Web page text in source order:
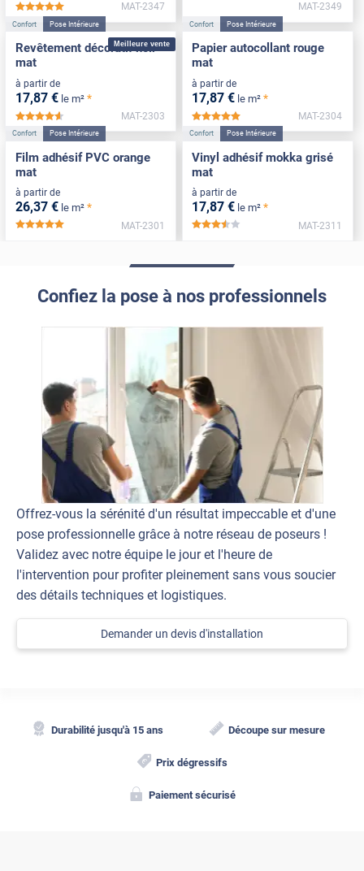
*****
MAT-2347 MAT-2349
Meilleure vente
Confort Pose Intérieure
Revêtement décoratif noir
mat
à partir de
17,87 € le m² *
*****
MAT-2303
Confort Pose Intérieure
Papier autocollant rouge
mat
à partir de
17,87 € le m² *
MAT-2304
Confort Pose Intérieure
Film adhésif PVC orange
mat
à partir de
26,37 € le m² *
MAT-2301
Confort Pose Intérieure
Vinyl adhésif mokka grisé
mat
à partir de
17,87 € le m² *
*****
MAT-2311
Confiez la pose à nos professionnels
Offrez-vous la sérénité d'un résultat impeccable et d'une
pose professionnelle grâce à notre réseau de poseurs !
Validez avec notre équipe le jour et l'heure de
l'intervention pour profiter pleinement sans vous soucier
des détails techniques et logistiques.
Demander un devis d'installation
Durabilité jusqu'à 15 ans Découpe sur mesure
Prix dégressifs
Paiement sécurisé